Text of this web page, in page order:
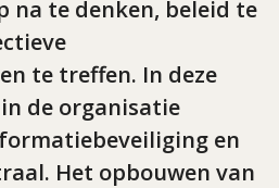
na te denken, beleid te
te treffen. In deze
de organisatie
en
Het opbouwen van